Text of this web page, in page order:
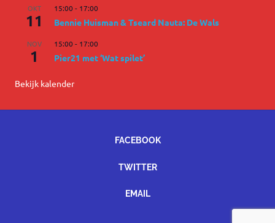
OKT
11
15:00- 17:00
Bennie Huisman & Tseard Nauta: De Wals
NOV
1
15:00- 17:00
Pier21 met ‘Wat spilet’
Bekijk kalender
FACEBOOK
TWITTER
EMAIL